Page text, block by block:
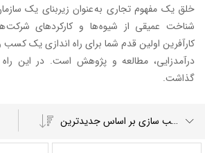
خلق یک مفهوم تجاری به عنوان زیربنای یک
شناخت عمیقی از شیوه ها و کارکردهای شرکت
کارآفرین اولین قدم شما برای راه اندازی یک کسب
درآمدزایی، مطالعه و پژوهش است. در این راه
گذاشت.
مرتب سازی بر اساس جدیدترین